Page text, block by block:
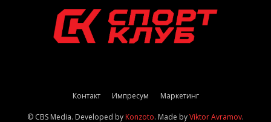
Контакт Импресум Маркетинг
© CBS Media. Developed byKonzoto. Made byViktor Avramov.